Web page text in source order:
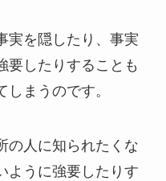
実を隠したり、事実
要したりすることも
まうのです。
の人に知られたくな
ように強要したりす